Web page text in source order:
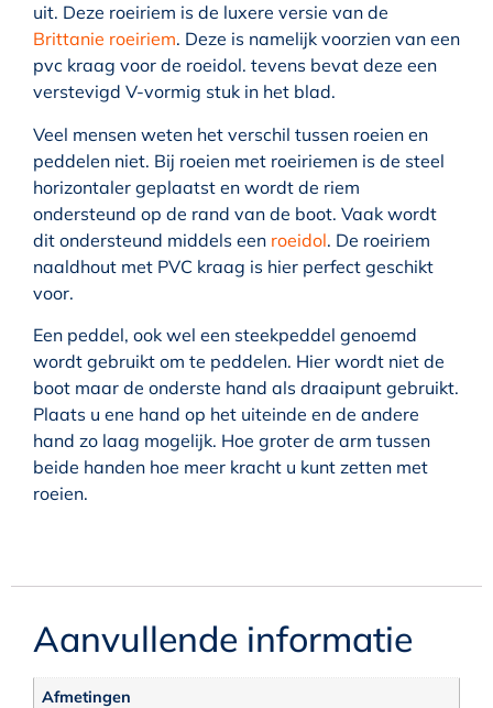
uit. Deze roeiriem is de luxere versie van de
Brittanie roeiriem. Deze is namelijk voorzien van een
pvc kraag voor de roeidol. tevens bevat deze een
verstevigd V-vormig stuk in het blad.
Veel mensen weten het verschil tussen roeien en
peddelen niet. Bij roeien met roeiriemen is de steel
horizontaler geplaatst en wordt de riem
ondersteund op de rand van de boot. Vaak wordt
dit ondersteund middels een roeidol. De roeiriem
naaldhout met PVC kraag is hier perfect geschikt
voor.
Een peddel, ook wel een steekpeddel genoemd
wordt gebruikt om te peddelen. Hier wordt niet de
boot maar de onderste hand als draaipunt gebruikt.
Plaats u ene hand op het uiteinde en de andere
hand zo laag mogelijk. Hoe groter de arm tussen
beide handen hoe meer kracht u kunt zetten met
roeien.
Aanvullende informatie
Afmetingen